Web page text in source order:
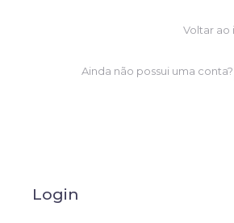
Voltar ao
Ainda não possui uma conta?
Login